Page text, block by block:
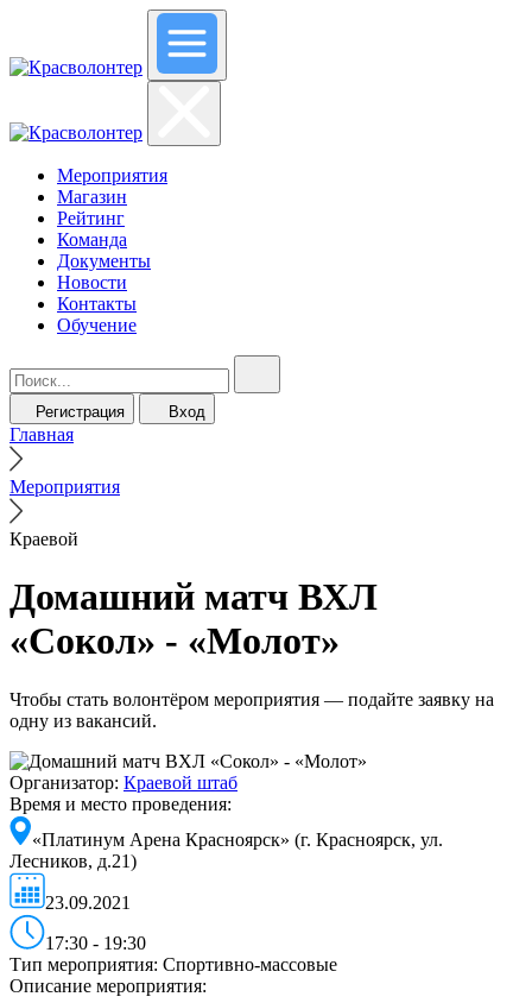
Мероприятия
Магазин
Рейтинг
Команда
Документы
Новости
Контакты
Обучение
Регистрация Вход
Главная
Мероприятия
Краевой
Домашний матч ВХЛ
«Сокол» - «Молот»
Чтобы стать волонтёром мероприятия — подайте заявку на
одну из вакансий.
Организатор: Краевой штаб
Время и место проведения:
«Платинум Арена Красноярск» (г. Красноярск, ул.
Лесников, д.21)
23.09.2021
17:30 - 19:30
Тип мероприятия: Спортивно-массовые
Описание мероприятия: